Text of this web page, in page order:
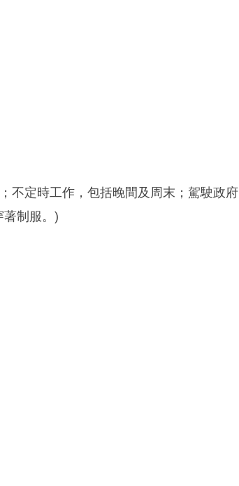
不定時工作，包括晚間及周末；駕駛政府
著制服。)